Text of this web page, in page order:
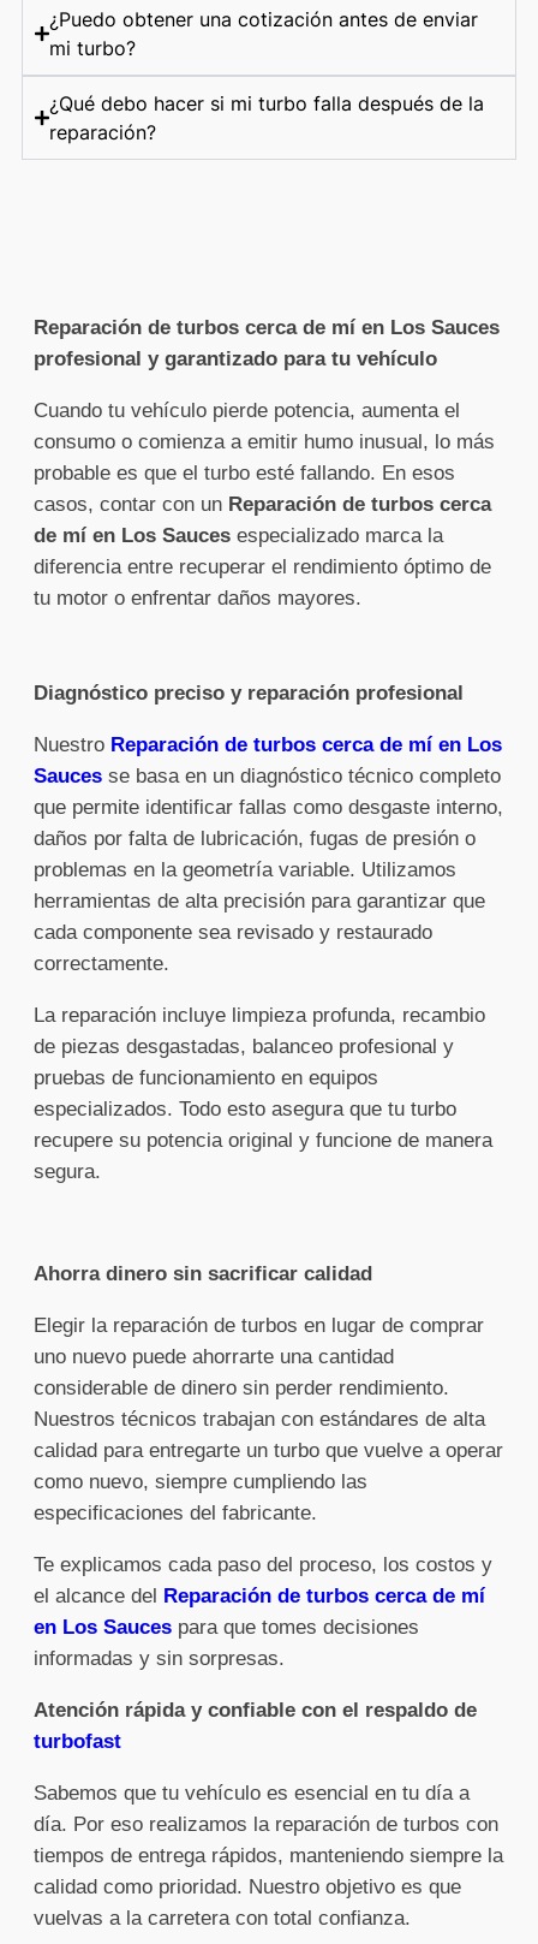
¿Puedo obtener una cotización antes de enviar
mi turbo?
¿Qué debo hacer si mi turbo falla después de la
reparación?
Reparación de turbos cerca de mí en Los Sauces
profesional y garantizado para tu vehículo
Cuando tu vehículo pierde potencia, aumenta el
consumo o comienza a emitir humo inusual, lo más
probable es que el turbo esté fallando. En esos
casos, contar con un Reparación de turbos cerca
de mí en Los Sauces especializado marca la
diferencia entre recuperar el rendimiento óptimo de
tu motor o enfrentar daños mayores.
Diagnóstico preciso y reparación profesional
Nuestro Reparación de turbos cerca de mí en Los
Sauces se basa en un diagnóstico técnico completo
que permite identificar fallas como desgaste interno,
daños por falta de lubricación, fugas de presión o
problemas en la geometría variable. Utilizamos
herramientas de alta precisión para garantizar que
cada componente sea revisado y restaurado
correctamente.
La reparación incluye limpieza profunda, recambio
de piezas desgastadas, balanceo profesional y
pruebas de funcionamiento en equipos
especializados. Todo esto asegura que tu turbo
recupere su potencia original y funcione de manera
segura.
Ahorra dinero sin sacrificar calidad
Elegir la reparación de turbos en lugar de comprar
uno nuevo puede ahorrarte una cantidad
considerable de dinero sin perder rendimiento.
Nuestros técnicos trabajan con estándares de alta
calidad para entregarte un turbo que vuelve a operar
como nuevo, siempre cumpliendo las
especificaciones del fabricante.
Te explicamos cada paso del proceso, los costos y
el alcance del Reparación de turbos cerca de mí
en Los Sauces para que tomes decisiones
informadas y sin sorpresas.
Atención rápida y confiable con el respaldo de
turbofast
Sabemos que tu vehículo es esencial en tu día a
día. Por eso realizamos la reparación de turbos con
tiempos de entrega rápidos, manteniendo siempre la
calidad como prioridad. Nuestro objetivo es que
vuelvas a la carretera con total confianza.